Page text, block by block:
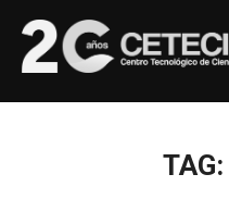
TAG: